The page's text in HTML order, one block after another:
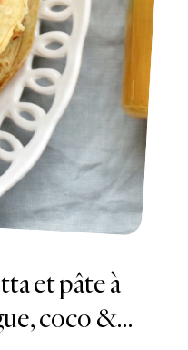
chutney de
et crudités